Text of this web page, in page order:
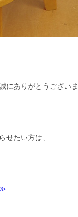
にありがとうござい
せたい方は、
≫